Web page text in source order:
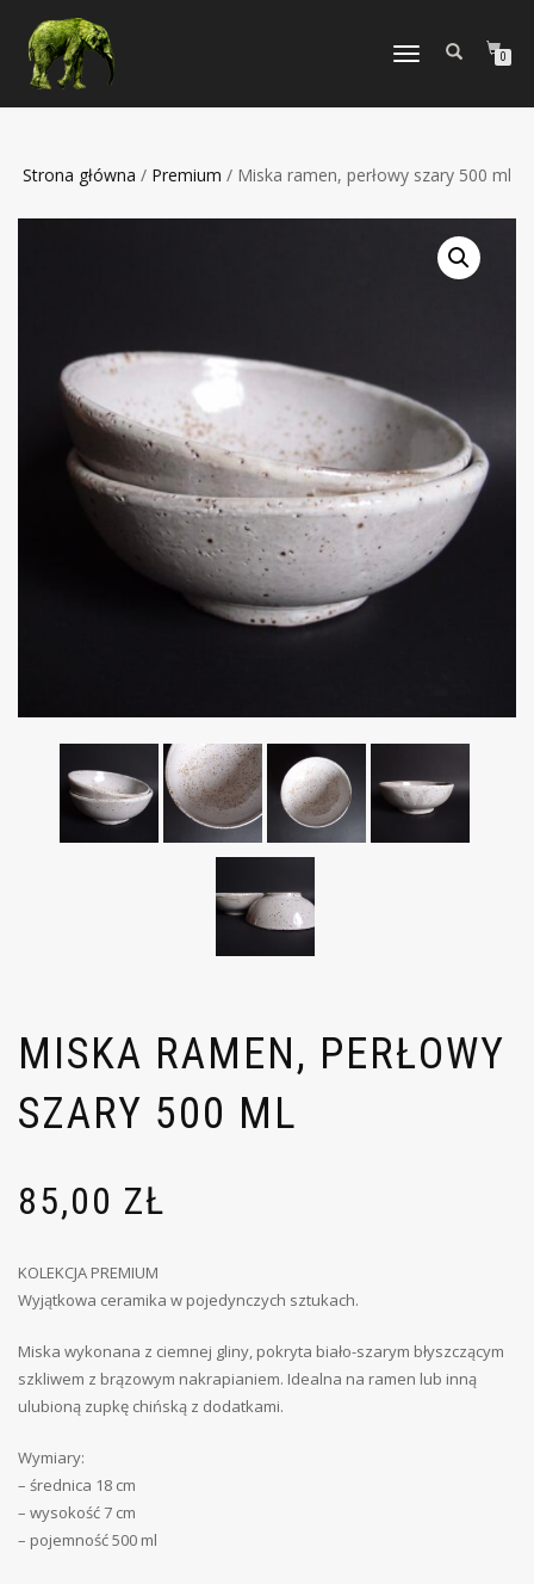
TOGGLE
0
Strona główna / Premium / Miska ramen, perłowy szary 500 ml
MISKA RAMEN, PERŁOWY
SZARY 500 ML
85,00 ZŁ
KOLEKCJA PREMIUM
Wyjątkowa ceramika w pojedynczych sztukach.
Miska wykonana z ciemnej gliny, pokryta biało-szarym błyszczącym
szkliwem z brązowym nakrapianiem. Idealna na ramen lub inną
ulubioną zupkę chińską z dodatkami.
Wymiary:
– średnica 18 cm
– wysokość 7 cm
– pojemność 500 ml